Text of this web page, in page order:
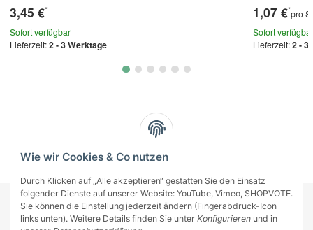
3,45 €*
Sofort verfügbar
Lieferzeit:2 - 3 Werktage
1,07 €*pro
Sofort verfügbar
Lieferzeit:2 - 3
KONTAKT
INFORMATIONEN
Wie wir Cookies & Co nutzen
Durch Klicken auf „Alle akzeptieren“ gestatten Sie den Einsatz
folgender Dienste auf unserer Website: YouTube, Vimeo, SHOPVOTE.
Sie können die Einstellung jederzeit ändern (Fingerabdruck-Icon
links unten). Weitere Details finden Sie unter Konfigurieren und in